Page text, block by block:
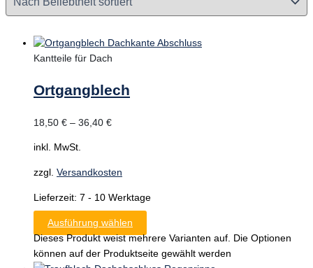
Kantteile für Dach
Ortgangblech
18,50 € – 36,40 €
inkl. MwSt.
zzgl. Versandkosten
Lieferzeit: 7 - 10 Werktage
Ausführung wählen
Dieses Produkt weist mehrere Varianten auf. Die Optionen
können auf der Produktseite gewählt werden